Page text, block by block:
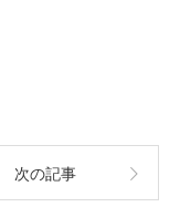
次の記事